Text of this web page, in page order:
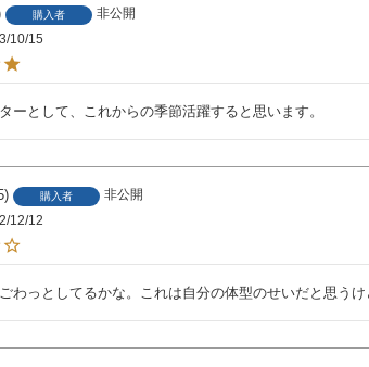
購入者
非公開
10/15
ーとして、これからの季節活躍すると思います。
購入者
非公開
12/12
わっとしてるかな。これは自分の体型のせいだと思うけ